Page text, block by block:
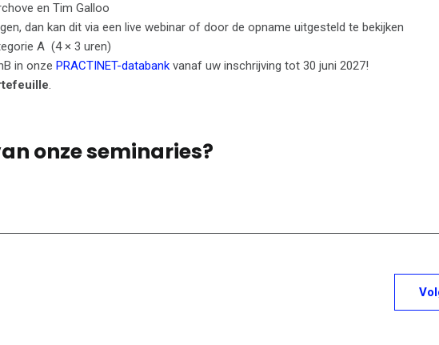
en Tim Galloo
dan kan dit via een live webinar of door de opname uitgesteld te bekijken
A (4 × 3 uren)
in onze PRACTINET-databank vanaf uw inschrijving tot 30 juni 2027!
.
onze seminaries?